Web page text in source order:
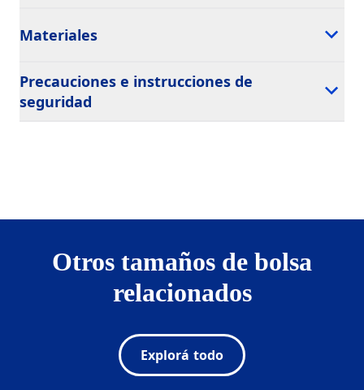
Materiales
Precauciones e instrucciones de
seguridad
Otros tamaños de bolsa
relacionados
Explorá todo